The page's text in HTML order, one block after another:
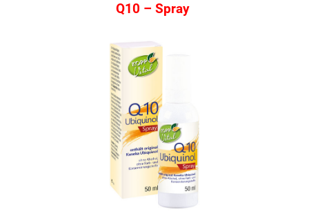
Q10 – Spray